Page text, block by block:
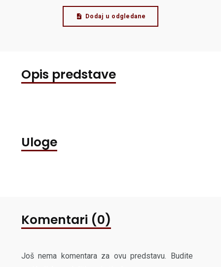
Dodaj u odgledane
Opis predstave
Uloge
Komentari (0)
Još nema komentara za ovu predstavu. Budite